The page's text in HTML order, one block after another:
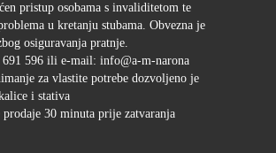
pristup osobama s invaliditetom te
u kretanju stubama. Obvezna je
osiguravanja pratnje.
691 596 ili e-mail: info@a-m-narona
za vlastite potrebe dozvoljeno je
i stativa
prodaje 30 minuta prije zatvaranja